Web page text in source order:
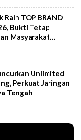
Raih TOP BRAND
Bukti Tetap
Masyarakat
Unlimited
Perkuat Jaringan
Tengah